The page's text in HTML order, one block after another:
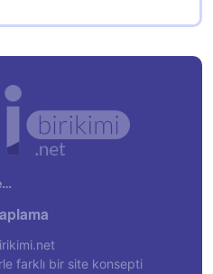
farklı bir site konsepti